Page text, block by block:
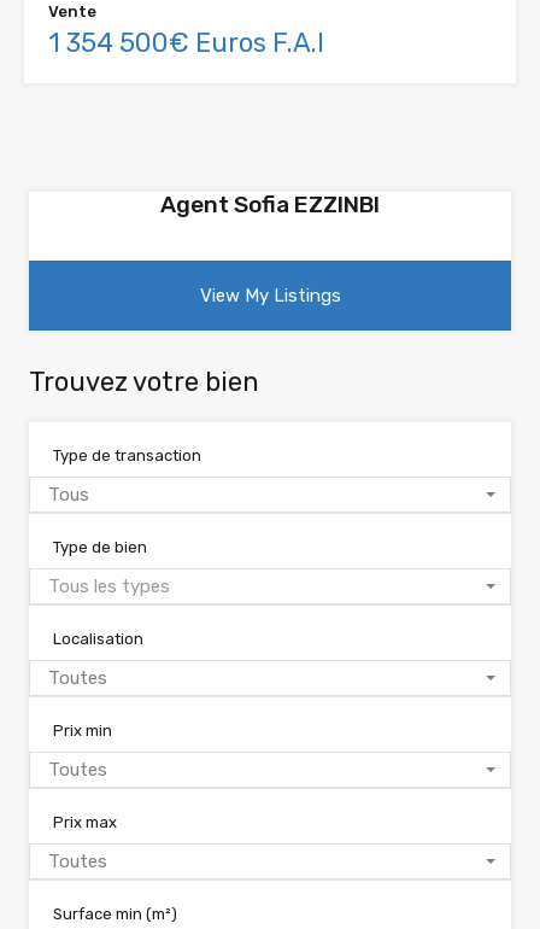
Vente
1 354 500€ Euros F.A.I
Agent Sofia EZZINBI
View My Listings
Trouvez votre bien
Type de transaction
Tous
Type de bien
Tous les types
Localisation
Toutes
Prix min
Toutes
Prix max
Toutes
Surface min (m²)